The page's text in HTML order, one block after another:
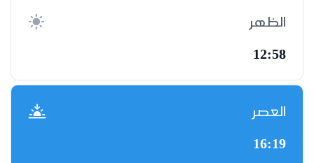
الظهر
12:58
العصر
16:19